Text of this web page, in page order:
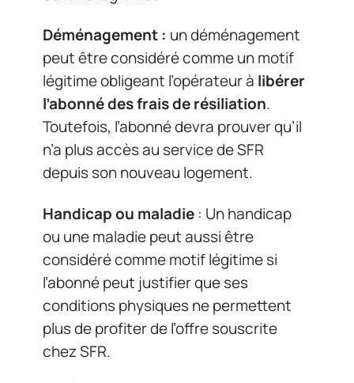
Déménagement : un déménagement
peut être considéré comme un motif
légitime obligeant l’opérateur à libérer
l’abonné des frais de résiliation.
Toutefois, l’abonné devra prouver qu’il
n’a plus accès au service de SFR
depuis son nouveau logement.
Handicap ou maladie : Un handicap
ou une maladie peut aussi être
considéré comme motif légitime si
l’abonné peut justifier que ses
conditions physiques ne permettent
plus de profiter de l’offre souscrite
chez SFR.